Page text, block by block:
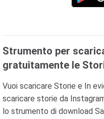
Strumento per
gratuitamente le
Vuoi scaricare Storie e In
scaricare storie da
lo strumento di download